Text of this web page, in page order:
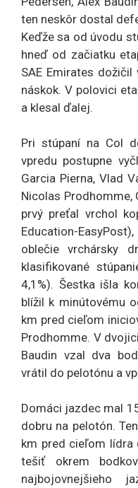
ten neskôr dostal
Keďže sa od úvodu
hneď od začiatku
SAE Emirates
náskok. V polovici
a klesal ďalej.
Pri stúpaní na Col
vpredu postupne
Garcia Pierna, Vlad
Nicolas Prodhomme,
prvý preťal vrchol
Education-
oblečie vrchársky
klasifikované
4,1%). Šestka išla
blížil k minútovému
km pred cieľom
Prodhomme. V
Baudin vzal dva
vrátil do pelotónu a
Domáci jazdec mal
dobru na pelotón.
km pred cieľom lídra
tešiť okrem
najbojovnejšieho